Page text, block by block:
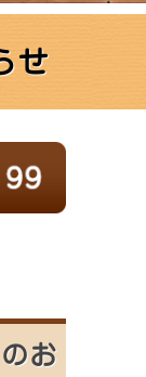
せ
お